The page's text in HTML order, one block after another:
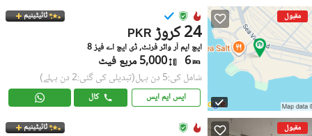
مقبول ٹائیٹینیم
PKR 24 کروڑ
ایچ ایم آر واٹر فرنٹ, ڈی ایچ اے فیز 8
6 5,000 مربع فیٹ
شامل کی:5 دن پہل (تبدیلی کی گئی:2 دن پہلے)
ایس ایم ایس کال
مقبول ٹائیٹینیم